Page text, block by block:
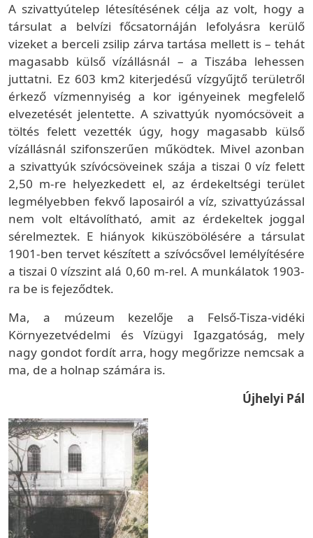
A szivattyútelep létesítésének célja az volt, hogy a
társulat a belvízi főcsatornáján lefolyásra kerülő
vizeket a berceli zsilip zárva tartása mellett is – tehát
magasabb külső vízállásnál – a Tiszába lehessen
juttatni. Ez 603 km2 kiterjedésű vízgyűjtő területről
érkező vízmennyiség a kor igényeinek megfelelő
elvezetését jelentette. A szivattyúk nyomócsöveit a
töltés felett vezették úgy, hogy magasabb külső
vízállásnál szifonszerűen működtek. Mivel azonban
a szivattyúk szívócsöveinek szája a tiszai 0 víz felett
2,50 m-re helyezkedett el, az érdekeltségi terület
legmélyebben fekvő laposairól a víz, szivattyúzással
nem volt eltávolítható, amit az érdekeltek joggal
sérelmeztek. E hiányok kiküszöbölésére a társulat
1901-ben tervet készített a szívócsővel lemélyítésére
a tiszai 0 vízszint alá 0,60 m-rel. A munkálatok 1903-
ra be is fejeződtek.
Ma, a múzeum kezelője a Felső-Tisza-vidéki
Környezetvédelmi és Vízügyi Igazgatóság, mely
nagy gondot fordít arra, hogy megőrizze nemcsak a
ma, de a holnap számára is.
Újhelyi Pál